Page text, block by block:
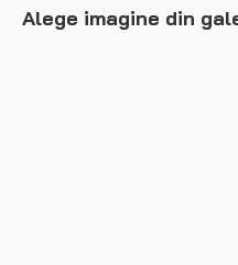
Alege imagine din